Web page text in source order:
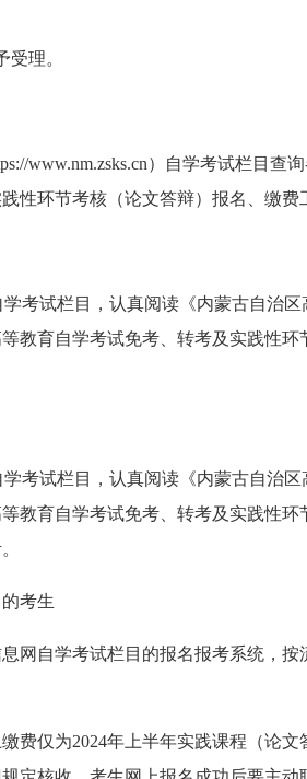
理。
www.nm.zsks.cn）自学考试栏目查
性环节考核（论文答辩）报名、缴费
考试栏目，认真阅读《内蒙古自治
教育自学考试免考、转考及实践性
考试栏目，认真阅读《内蒙古自治
教育自学考试免考、转考及实践性
考生
网自学考试栏目的报名报考系统，按
费仅为2024年上半年实践课程（论